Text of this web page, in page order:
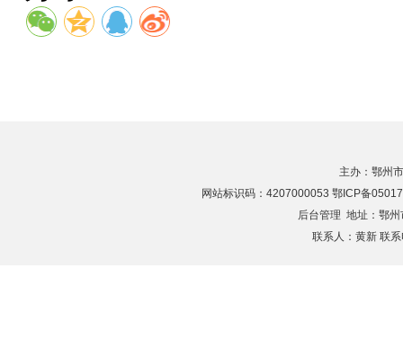
主办：鄂州
网站标识码：4207000053 鄂ICP备
后台管理 地址：鄂
联系人：黄新 联